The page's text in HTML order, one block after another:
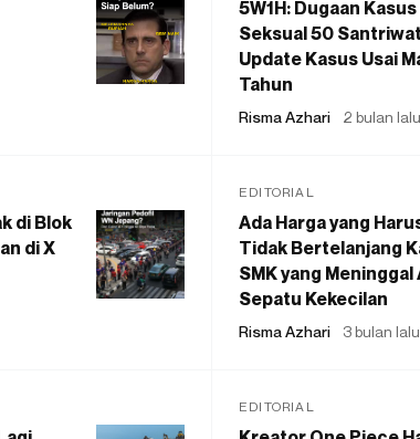
5W1H: Dugaan
Seksual 50
Update Kasus Usai
Tahun
Risma Azhari 2 bulan lalu
di Blok
di X
EDITORIAL
Ada Harga yang
Tidak Bertelanjang
SMK yang
Sepatu Kekecilan
Risma Azhari 3 bulan lalu
EDITORIAL